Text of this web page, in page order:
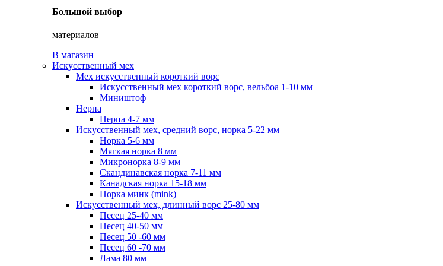
Большой выбор
материалов
В магазин
Искусственный мех
Мех искусственный короткий ворс
Искусственный мех короткий ворс, вельбоа 1-10 мм
Миништоф
Нерпа
Нерпа 4-7 мм
Искусственный мех, средний ворс, норка 5-22 мм
Норка 5-6 мм
Мягкая норка 8 мм
Микронорка 8-9 мм
Скандинавская норка 7-11 мм
Канадская норка 15-18 мм
Норка минк (mink)
Искусственный мех, длинный ворс 25-80 мм
Песец 25-40 мм
Песец 40-50 мм
Песец 50 -60 мм
Песец 60 -70 мм
Лама 80 мм